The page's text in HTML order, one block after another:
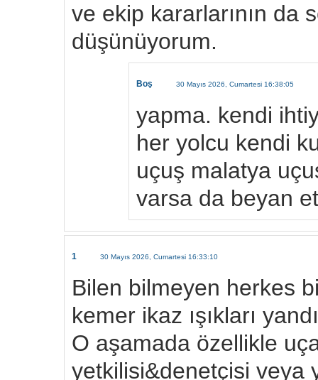
ve ekip kararlarının da
düşünüyorum.
Boş 30 Mayıs 2026, Cumartesi 16:38:05
yapma. kendi
her yolcu kendi
uçuş malatya
varsa da beyan
1 30 Mayıs 2026, Cumartesi 16:33:10
Bilen bilmeyen herkes
kemer ikaz ışıkları
O aşamada özellikle
yetkilisi&denetçisi veya